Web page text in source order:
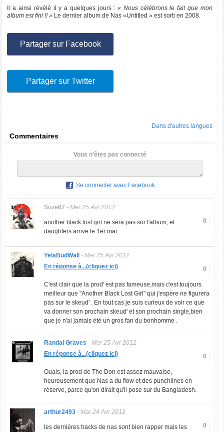
Il a ainsi révélé il y a quelques jours :« Nous célébrons le fait que mon
album est fini !! » Le dernier album de Nas «Untitled » est sorti en 2008.
Partager sur Facebook
Partager sur Twitter
Dans d'autres langues
Commentaires
Vous n'êtes pas connecté
Se connecter avec Facebook
Söze67 - Mer 25 Avr 2012
0
another black lost girl ne sera pas sur l'album, et
daughters arrive le 1er mai
YelaBudWall - Mer 25 Avr 2012
0
En réponse à...(cliquez ici)
C'est clair que la prod' est pas fameuse,mais c'est toujours
meilleur que "Another Black Lost Girl" qui j'espère ne figurera
pas sur le skeud' . En tout cas je suis curieux de voir ce que
va donner son prochain skeud' et son prochain single,bien
que je n'ai jamais été un gros fan du bonhomme .
Randal Graves - Mer 25 Avr 2012
0
En réponse à...(cliquez ici)
Ouais, la prod de The Don est assez mauvaise,
heureusement que Nas a du flow et des punchlines en
réserve, parce qu'on dirait qu'il pose sur du Bangladesh.
arthur2493- Mar 24 Avr 2012
0
les dernières tracks de nas sont bien rapper mais les